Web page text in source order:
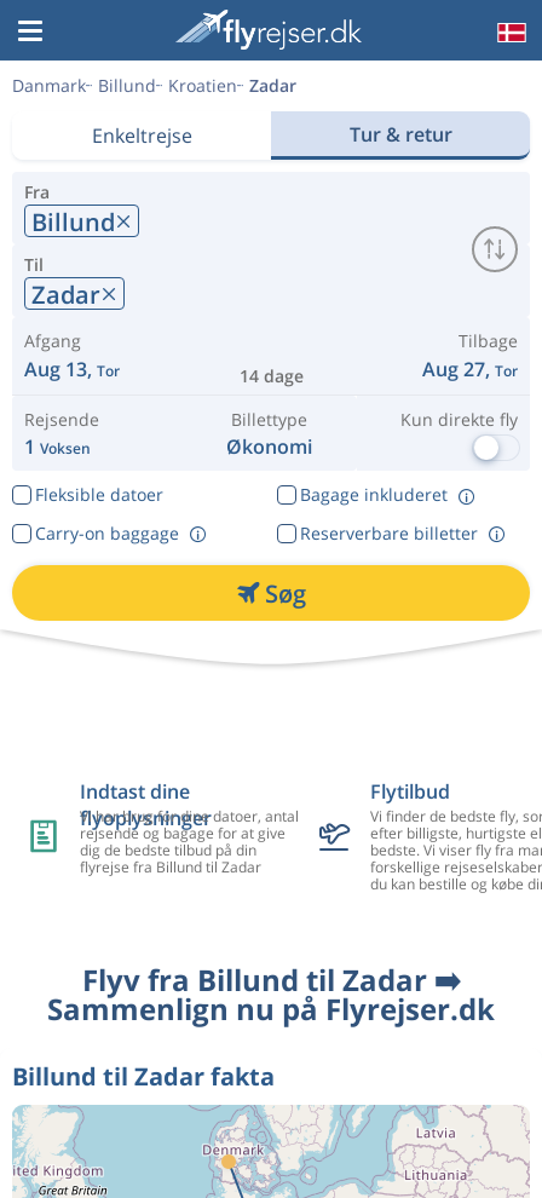
Danmark Billund Kroatien Zadar
Enkeltrejse Tur & retur
Fra
Billund
Til
Zadar
Afgang
Aug 13, Tor 14 dage
Tilbage
Aug 27, Tor
Rejsende
1 Voksen
Billettype
Økonomi
Kun direkte fly
Fleksible datoer
Bagage inkluderet
Reserverbare billetter
Carry-on baggage
Søg
Indtast dine
flyoplysninger
Vi har brug for dine datoer, antal
rejsende og bagage for at give
dig de bedste tilbud på din
flyrejse fra Billund til Zadar
Flytilbud
Vi finder de bedste fly,
efter billigste, hurtigste
bedste. Vi viser fly fra
forskellige
du kan bestille og købe
Flyv fra Billund til Zadar ➡️
Sammenlign nu på Flyrejser.dk
Billund til Zadar fakta